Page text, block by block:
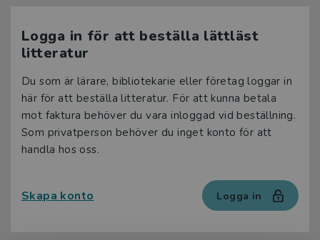
Logga in för att beställa lättläst
litteratur
Du som är lärare, bibliotekarie eller företag loggar in
här för att beställa litteratur. För att kunna betala
mot faktura behöver du vara inloggad vid beställning.
Som privatperson behöver du inget konto för att
handla hos oss.
Skapa konto Logga in